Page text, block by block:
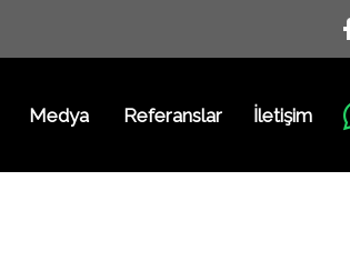
Medya Referanslar İletişim